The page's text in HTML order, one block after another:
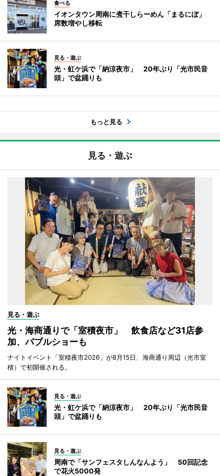
食べる
イオンタウン周南に煮干しらーめん「まるにぼ」
席数増やし移転
見る・遊ぶ
光・虹ケ浜で「納涼夜市」 20年ぶり「光市民音
頭」で盆踊りも
もっと見る
見る・遊ぶ
見る・遊ぶ
光・海商通りで「室積夜市」 飲食店など31店参
加、バブルショーも
ナイトイベント「室積夜市2026」が8月15日、海商通り周辺（光市室
積）で初開催される。
見る・遊ぶ
光・虹ケ浜で「納涼夜市」 20年ぶり「光市民音
頭」で盆踊りも
見る・遊ぶ
周南で「サンフェスタしんなんよう」 50回記念
で花火5000発